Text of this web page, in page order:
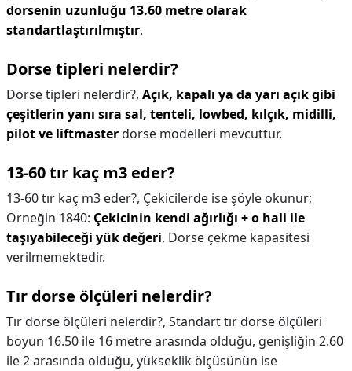
dorsenin uzunluğu 13.60 metre olarak
standartlaştırılmıştır.
Dorse tipleri nelerdir?
Dorse tipleri nelerdir?, Açık, kapalı ya da yarı açık gibi
çeşitlerin yanı sıra sal, tenteli, lowbed, kılçık, midilli,
pilot ve liftmasterdorse modelleri mevcuttur.
13-60 tır kaç m3 eder?
13-60 tır kaç m3 eder?, Çekicilerde ise şöyle okunur;
Örneğin 1840: Çekicinin kendi ağırlığı + o hali ile
taşıyabileceği yük değeri. Dorse çekme kapasitesi
verilmemektedir.
Tır dorse ölçüleri nelerdir?
Tır dorse ölçüleri nelerdir?, Standart tır dorse ölçüleri
boyun 16.50 ile 16 metre arasında olduğu, genişliğin 2.60
ile 2 arasında olduğu, yükseklik ölçüsünün ise